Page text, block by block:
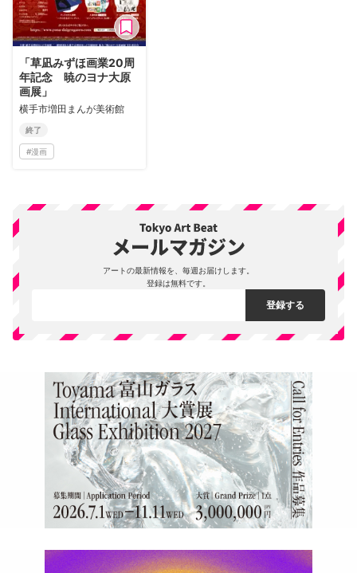
「草凪みずほ画業20周
年記念 暁のヨナ大原
画展」
横手市増田まんが美術館
終了
#漫画
アートの最新情報を、毎週お届けします。
登録は無料です。